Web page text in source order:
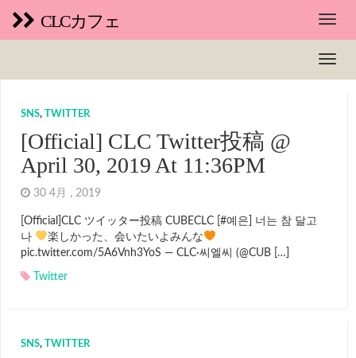
CLCカフェ
SNS, TWITTER
[Official] CLC Twitter投稿 @
April 30, 2019 At 11:36PM
30 4月 , 2019
[Official]CLC ツイッター投稿 CUBECLC [#예은] 너는 참 달고
나
楽しかった、会いたいよみんな
pic.twitter.com/5A6Vnh3YoS — CLC·씨엘씨 (@CUB […]
Twitter
SNS, TWITTER